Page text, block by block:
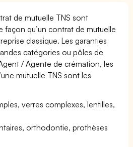
de mutuelle TNS sont
façon qu’un contrat de mutuelle
classique. Les garanties
catégories ou pôles de
/ Agente de crémation, les
mutuelle TNS sont les
verres complexes, lentilles,
orthodontie, prothèses